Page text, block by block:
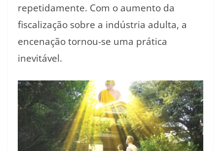
repetidamente. Com o aumento da
fiscalização sobre a indústria adulta, a
encenação tornou-se uma prática
inevitável.